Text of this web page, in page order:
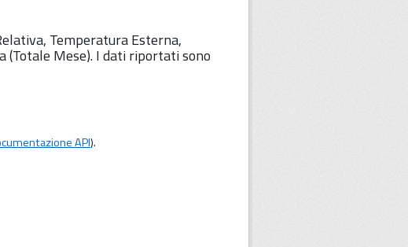
Temperatura Esterna,
(Totale Mese). I dati riportati sono
API).